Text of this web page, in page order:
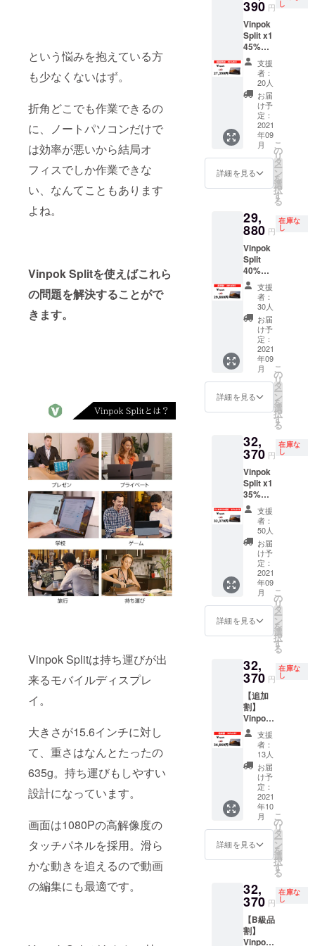
という悩みを抱えている方
も少なくないはず。
折角どこでも作業できるの
に、ノートパソコンだけで
は効率が悪いから結局オ
フィスでしか作業できな
い、なんてこともあります
よね。
Vinpok Splitを使えばこれら
の問題を解決することがで
きます。
Vinpok Splitは持ち運びが出
来るモバイルディスプレ
イ。
大きさが15.6インチに対し
て、重さはなんとたったの
635g。持ち運びもしやすい
設計になっています。
画面は1080Pの高解像度の
タッチパネルを採用。滑ら
かな動きを追えるので動画
の編集にも最適です。
390 円 し
Vinpok
Split x1
45%OF
F
支援
者：
20人
お届
け予
定：
2021
年09
月
詳細を見る
こ
の
リ
タ
ー
ン
を
選
択
す
る
29,
880 円
在庫な
し
Vinpok
Split
40%
OFF支援
者：
30人
お届
け予
定：
2021
年09
月
詳細を見る
こ
の
リ
タ
ー
ン
を
選
択
す
る
32,
370 円
在庫な
し
Vinpok
Split x1
35%OF
F
支援
者：
50人
お届
け予
定：
2021
年09
月
詳細を見る
こ
の
リ
タ
ー
ン
を
選
択
す
る
32,
370 円
在庫な
し
【追加
割】
Vinpok
Split x1
35%OF
支援
者：
13人
お届
け予
定：
2021
年10
月
詳細を見る
こ
の
リ
タ
ー
ン
を
選
択
す
る
32,
370 円
在庫な
し
【B級品
割】
Vinpok